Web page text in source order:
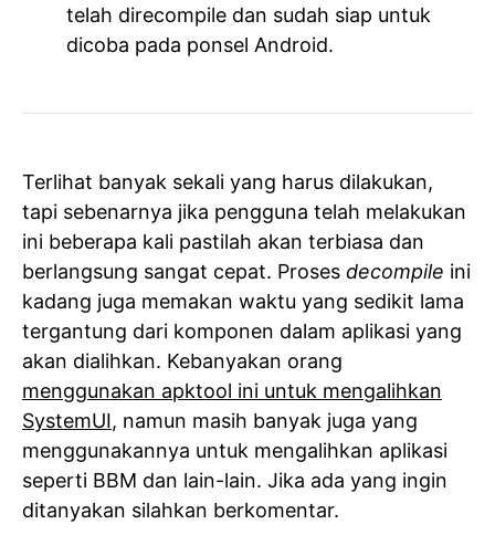
telah direcompile dan sudah siap untuk
dicoba pada ponsel Android.
Terlihat banyak sekali yang harus dilakukan,
tapi sebenarnya jika pengguna telah melakukan
ini beberapa kali pastilah akan terbiasa dan
berlangsung sangat cepat. Proses decompile ini
kadang juga memakan waktu yang sedikit lama
tergantung dari komponen dalam aplikasi yang
akan dialihkan. Kebanyakan orang
menggunakan apktool ini untuk mengalihkan
SystemUI, namun masih banyak juga yang
menggunakannya untuk mengalihkan aplikasi
seperti BBM dan lain-lain. Jika ada yang ingin
ditanyakan silahkan berkomentar.